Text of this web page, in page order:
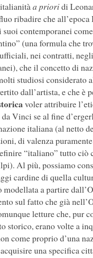
a prioridi
ribadire che
contemporanei
(una formula che
nei contratti,
che il concetto di
studiosi considerato
dall’artista, e che è
voler attribuire
Vinci se al fine
italiana (al netto
di valenza
“italiano” tutto ciò
Al più, possiamo
cardine di quella
modellata a partire
sul fatto che già
letture che, pur
storico, erano volte a
come proprio d’una
una specifica